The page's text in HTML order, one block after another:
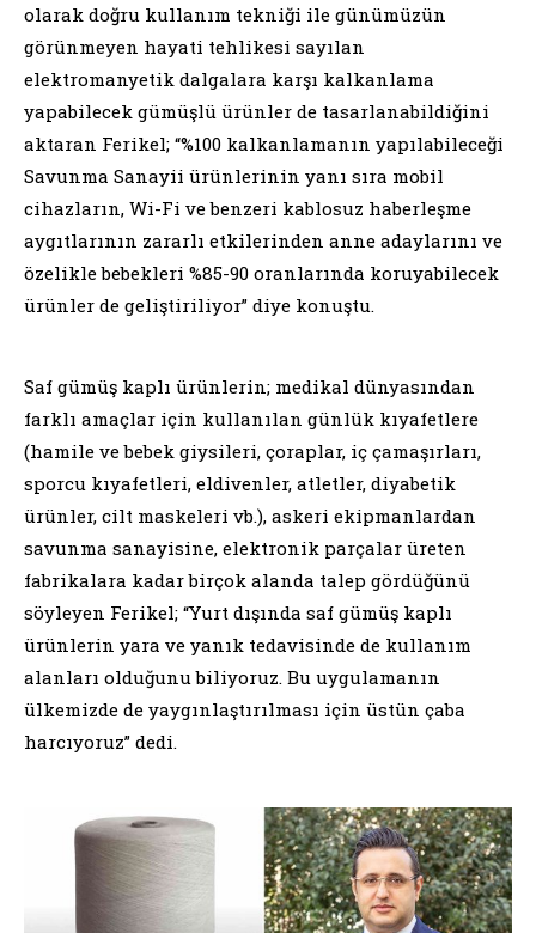
olarak doğru kullanım tekniği ile günümüzün
görünmeyen hayati tehlikesi sayılan
elektromanyetik dalgalara karşı kalkanlama
yapabilecek gümüşlü ürünler de tasarlanabildiğini
aktaran Ferikel; “%100 kalkanlamanın yapılabileceği
Savunma Sanayii ürünlerinin yanı sıra mobil
cihazların, Wi-Fi ve benzeri kablosuz haberleşme
aygıtlarının zararlı etkilerinden anne adaylarını ve
özelikle bebekleri %85-90 oranlarında koruyabilecek
ürünler de geliştiriliyor” diye konuştu.
Saf gümüş kaplı ürünlerin; medikal dünyasından
farklı amaçlar için kullanılan günlük kıyafetlere
(hamile ve bebek giysileri, çoraplar, iç çamaşırları,
sporcu kıyafetleri, eldivenler, atletler, diyabetik
ürünler, cilt maskeleri vb.), askeri ekipmanlardan
savunma sanayisine, elektronik parçalar üreten
fabrikalara kadar birçok alanda talep gördüğünü
söyleyen Ferikel; “Yurt dışında saf gümüş kaplı
ürünlerin yara ve yanık tedavisinde de kullanım
alanları olduğunu biliyoruz. Bu uygulamanın
ülkemizde de yaygınlaştırılması için üstün çaba
harcıyoruz” dedi.